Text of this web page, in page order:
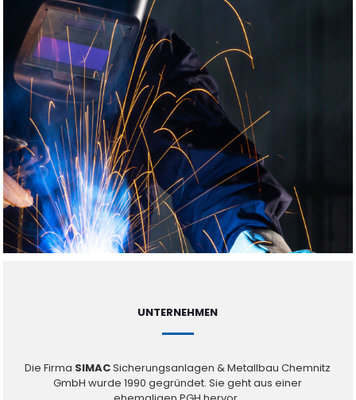
UNTERNEHMEN
Die Firma SIMACSicherungsanlagen & Metallbau Chemnitz
GmbH wurde 1990 gegründet. Sie geht aus einer